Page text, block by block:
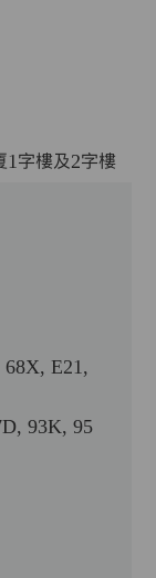
1字樓及2字樓
E21,
93K, 95